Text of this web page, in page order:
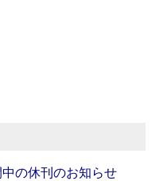
の休刊のお知らせ